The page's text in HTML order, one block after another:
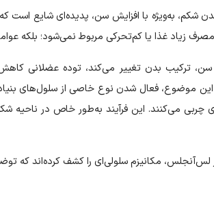
شکم، به‌ویژه با افزایش سن، پدیده‌ای شایع است
زیاد غذا یا کم‌تحرکی مربوط نمی‌شود؛ بلکه
ترکیب بدن تغییر می‌کند، توده عضلانی
موضوع، فعال شدن نوع خاصی از سلول‌های
چربی می‌کنند. این فرآیند به‌طور خاص در ناحیه
در لس‌آنجلس، مکانیزم سلولی‌ای را کشف کرده‌اند